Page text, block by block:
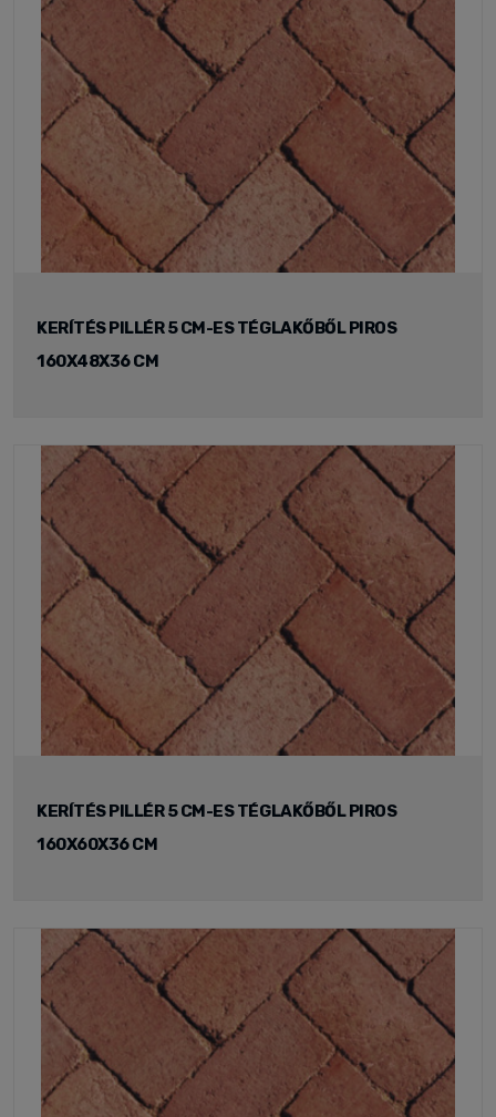
KERÍTÉS PILLÉR 5 CM-ES TÉGLAKŐBŐL PIROS
160X48X36 CM
KERÍTÉS PILLÉR 5 CM-ES TÉGLAKŐBŐL PIROS
160X60X36 CM